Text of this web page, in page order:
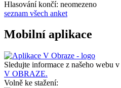
Hlasování končí: neomezeno
seznam všech anket
Mobilní aplikace
Sledujte informace z našeho webu v
V OBRAZE.
Volně ke stažení: